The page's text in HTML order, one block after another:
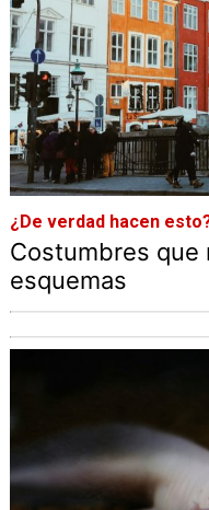
¿De verdad hacen
Costumbres que
esquemas